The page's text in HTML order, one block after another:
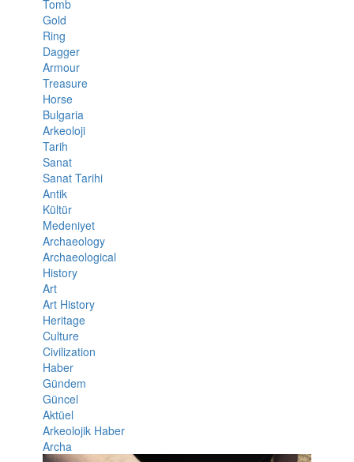
Tomb
Gold
Ring
Dagger
Armour
Treasure
Horse
Bulgaria
Arkeoloji
Tarih
Sanat
Sanat Tarihi
Antik
Kültür
Medeniyet
Archaeology
Archaeological
History
Art
Art History
Heritage
Culture
Civilization
Haber
Gündem
Güncel
Aktüel
Arkeolojik Haber
Archa